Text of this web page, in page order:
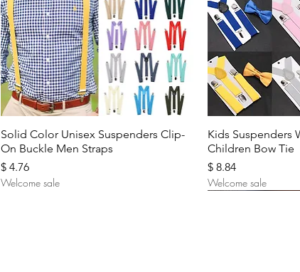
Aperçu rapide
Solid Color Unisex Suspenders Clip-
On Buckle Men Straps
Prix
$ 4.76
Welcome sale
Kids Suspenders
Children Bow Tie
Prix
$ 8.84
Welcome sale